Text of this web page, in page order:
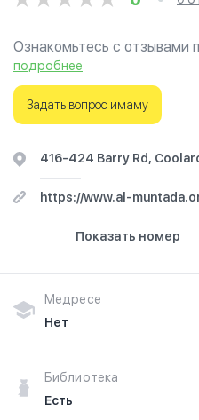
Ознакомьтесь с отзывами
г.Мельбурн на
Ваше духовное
подробнее
Задать вопрос имаму
416-424 Barry Rd,
https://www.al-
Показать номер
Медресе
Нет
Библиотека
Есть